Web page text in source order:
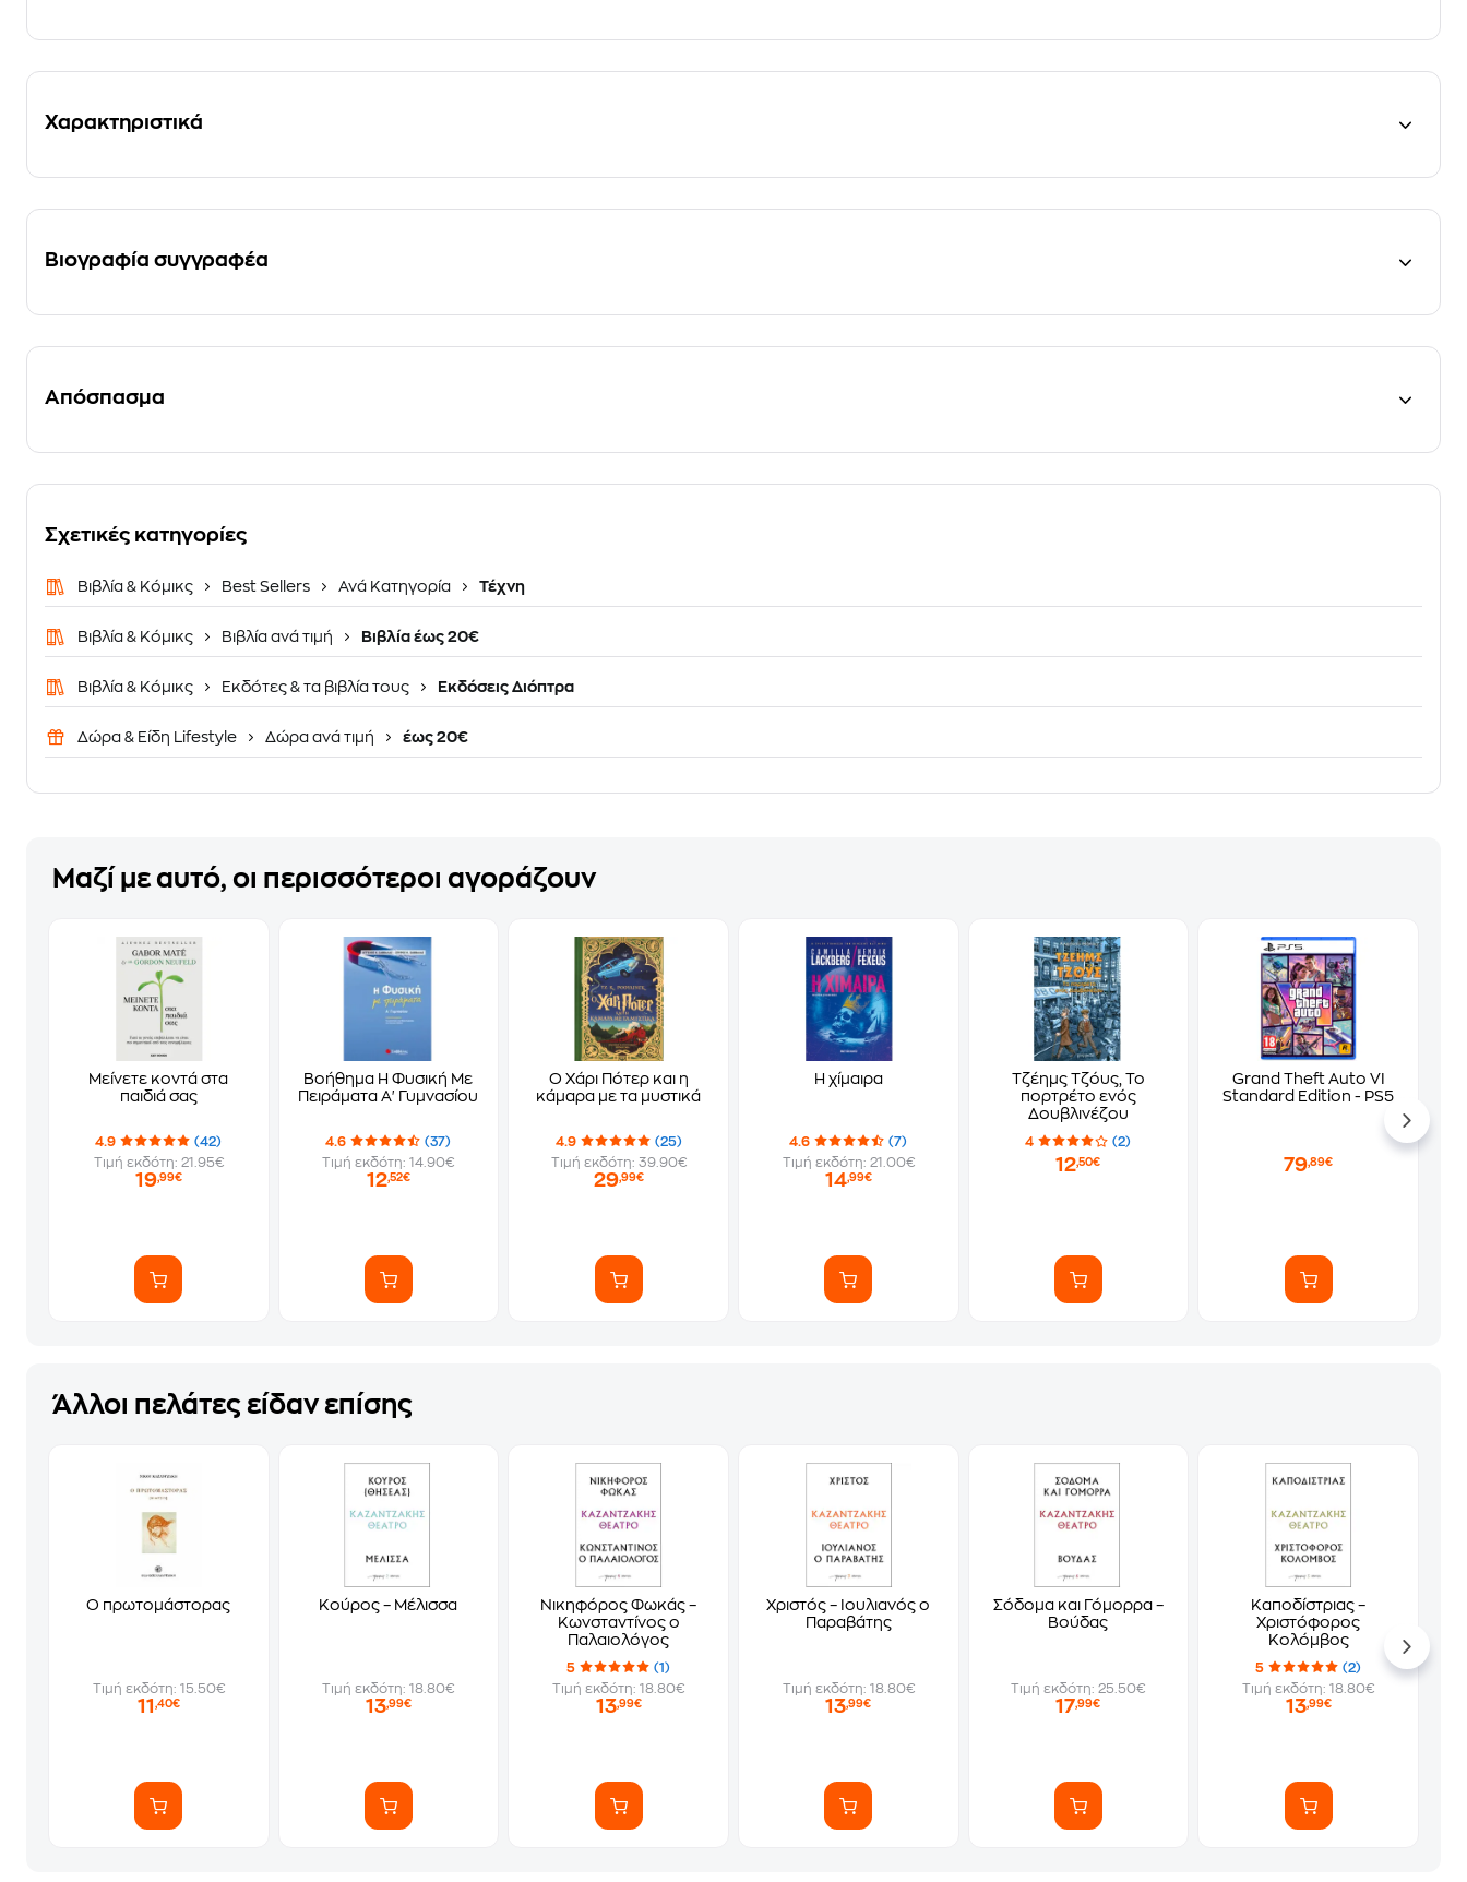
Χαρακτηριστικά
Βιογραφία συγγραφέα
Απόσπασμα
Σχετικές κατηγορίες
Βιβλία & Κόμικς Best Sellers Ανά Κατηγορία Τέχνη
Βιβλία & Κόμικς Βιβλία ανά τιμή Βιβλία έως 20€
Βιβλία & Κόμικς Εκδότες & τα βιβλία τους Εκδόσεις Διόπτρα
Δώρα & Είδη Lifestyle Δώρα ανά τιμή έως 20€
Μαζί με αυτό, οι περισσότεροι αγοράζουν
Μείνετε κοντά στα
παιδιά σας
4.9
(42)
Τιμή εκδότη: 21.95€
19,99€
Βοήθημα Η Φυσική Με
Πειράματα Α' Γυμνασίου
4.6
(37)
Τιμή εκδότη: 14.90€
12,52€
Ο Χάρι Πότερ και η
κάμαρα με τα μυστικά
4.9
(25)
Τιμή εκδότη: 39.90€
29,99€
Η χίμαιρα
4.6
(7)
Τιμή εκδότη: 21.00€
14,99€
Τζέημς Τζόυς, Το
πορτρέτο ενός
Δουβλινέζου
4 (2)
12,50€
Grand Theft Auto VI
Standard Edition - PS5
79,89€
Άλλοι πελάτες είδαν επίσης
Ο πρωτομάστορας
Τιμή εκδότη: 15.50€
11 ,40€
Κούρος – Μέλισσα
Τιμή εκδότη: 18.80€
13,99€
Νικηφόρος Φωκάς –
Κωνσταντίνος ο
Παλαιολόγος
5
(1)
Τιμή εκδότη: 18.80€
13,99€
Χριστός – Ιουλιανός ο
Παραβάτης
Τιμή εκδότη: 18.80€
13,99€
Σόδομα και Γόμορρα –
Βούδας
Τιμή εκδότη: 25.50€
17,99€
Καποδίστριας –
Χριστόφορος
Κολόμβος
5
(2)
Τιμή εκδότη: 18.80€
13,99€